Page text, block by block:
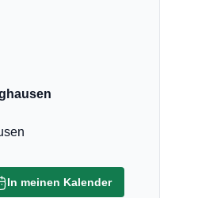
In meinen Kalender